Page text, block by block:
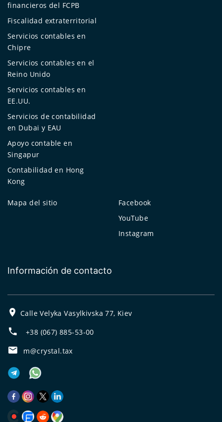
financieros del FCPB
Fiscalidad extraterritorial
Servicios contables en
Chipre
Servicios contables en el
Reino Unido
Servicios contables en
EE.UU.
Servicios de contabilidad
en Dubai y EAU
Apoyo contable en
Singapur
Contabilidad en Hong
Kong
Mapa del sitio
Facebook
YouTube
Instagram
Información de contacto
Calle Velyka Vasylkivska 77, Kiev
+38 (067) 885-53-00
m@crystal.tax